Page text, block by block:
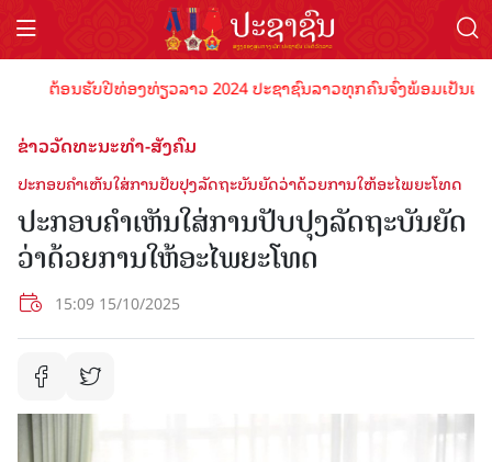
ຕ້ອນຮັບປີທ່ອງທ່ຽວລາວ 2024 ປະຊາຊົນລາວທຸກຄົນຈົ່ງພ້ອມເປັນເຈົ້
ຂ່າວວັດທະນະທຳ-ສັງຄົມ
ປະກອບຄໍາເຫັນໃສ່ການປັບປຸງລັດຖະບັນຍັດວ່າດ້ວຍການໃຫ້ອະໄພຍະໂທດ
ປະກອບຄໍາເຫັນໃສ່ການປັບປຸງລັດຖະບັນຍັດ
ວ່າດ້ວຍການໃຫ້ອະໄພຍະໂທດ
15:09 15/10/2025